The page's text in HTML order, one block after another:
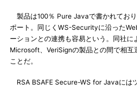
製品は100％ Pure Javaで書かれてお
ポート。同じくWS-Securityに沿った
ーションとの連携も容易という。同社に
Microsoft、VeriSignの製品との間で相互
ことだ。
RSA BSAFE Secure-WS for Javaには